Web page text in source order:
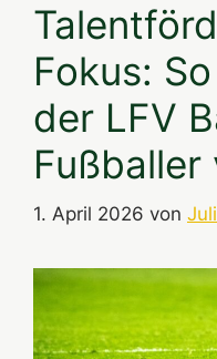
Fokus:
der LFV
Fußballer
1. April 2026 von